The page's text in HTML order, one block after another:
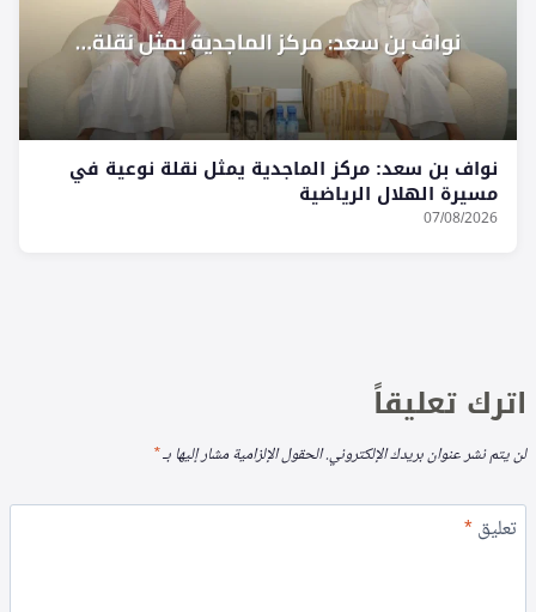
نواف بن سعد: مركز الماجدية يمثل نقلة نوعية في
مسيرة الهلال الرياضية
07/08/2026
اترك تعليقاً
لن يتم نشر عنوان بريدك الإلكتروني.الحقول الإلزامية مشار إليها بـ*
تعليق*